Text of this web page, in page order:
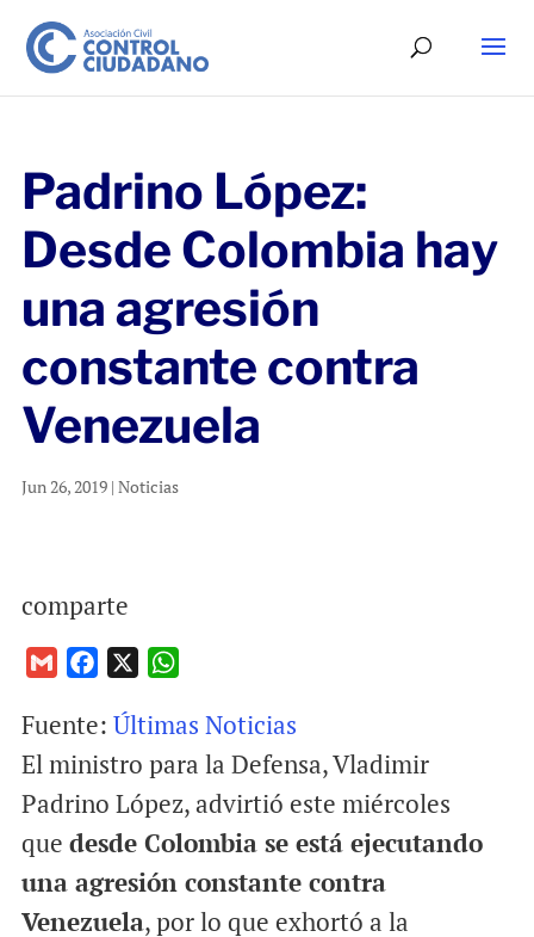
Padrino López:
Desde Colombia hay
una agresión
constante contra
Venezuela
Jun 26, 2019| Noticias
comparte
a
i
c
e
o
o
k
a
t
A
p
p
Fuente: Últimas Noticias
El ministro para la Defensa, Vladimir
Padrino López, advirtió este miércoles
que desde Colombia se está ejecutando
una agresión constante contra
Venezuela, por lo que exhortó a la